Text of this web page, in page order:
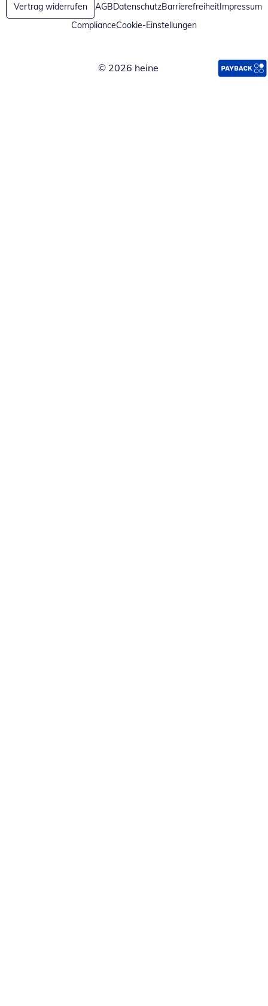
Vertrag widerrufen AGBDatenschutzBarrierefreiheitImpressum
ComplianceCookie-Einstellungen
© 2026 heine